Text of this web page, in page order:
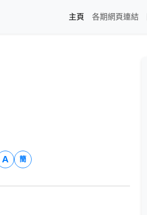
主頁
各期網頁連結
A 簡